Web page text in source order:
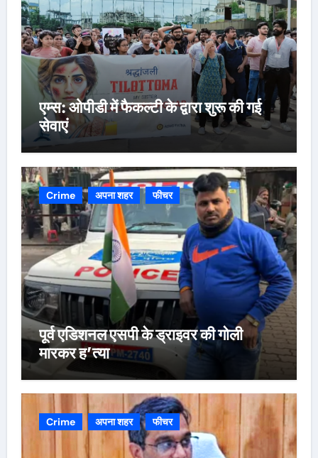
एम्स: ओपीडी में फैकल्टी के द्वारा शुरू की गई
सेवाएं
Crime अपना शहर फीचर
पूर्व एडिशनल एसपी के ड्राइवर की गोली
मारकर ह’त्या
Crime अपना शहर फीचर